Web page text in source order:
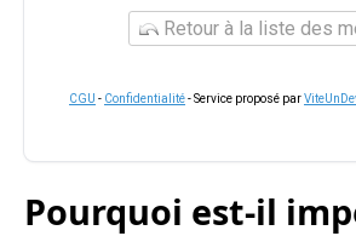
Retour à la liste des
CGU - Confidentialité- Service proposé par
Pourquoi est-il